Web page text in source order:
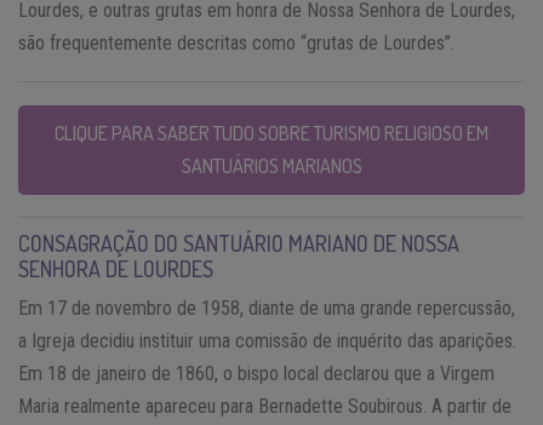
Lourdes, e outras grutas em honra de Nossa Senhora de Lourdes,
são frequentemente descritas como “grutas de Lourdes”.
CLIQUE PARA SABER TUDO SOBRE TURISMO RELIGIOSO EM
SANTUÁRIOS MARIANOS
CONSAGRAÇÃO DO SANTUÁRIO MARIANO DE NOSSA
SENHORA DE LOURDES
Em 17 de novembro de 1958, diante de uma grande repercussão,
a Igreja decidiu instituir uma comissão de inquérito das aparições.
Em 18 de janeiro de 1860, o bispo local declarou que a Virgem
Maria realmente apareceu para Bernadette Soubirous. A partir de